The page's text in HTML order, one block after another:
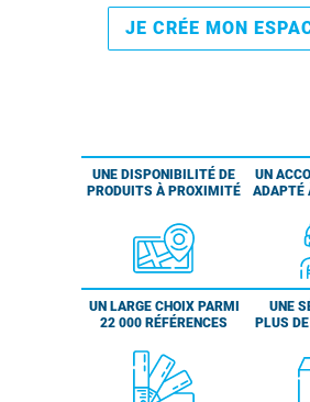
JE CRÉE MON
UNE DISPONIBILITÉ DE
PRODUITS À PROXIMITÉ
UN
ADAPTÉ
UN LARGE CHOIX PARMI
22 000 RÉFÉRENCES
UNE
PLUS